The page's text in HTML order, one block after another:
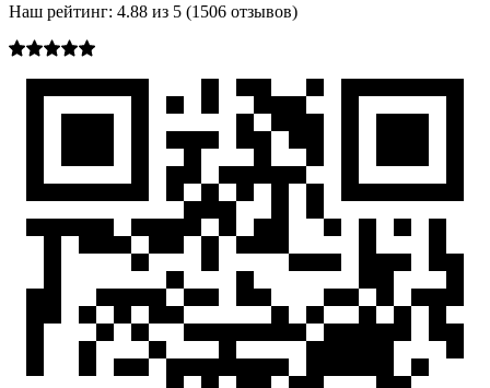
Наш рейтинг: 4.88 из 5 (1506 отзывов)